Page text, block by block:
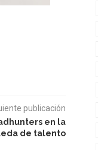
publicación
en la
de talento